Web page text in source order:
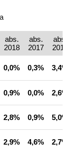
abs.
2018
abs.
2017
abs.
2016
0,0% 0,3% 3,4%
0,9% 0,0% 2,6%
2,8% 0,9% 5,0%
2,9% 4,6% 2,7%